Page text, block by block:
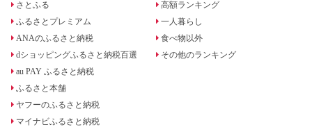
さとふる
ふるさとプレミアム
ANAのふるさと納税
dショッピングふるさと納税百選
au PAY ふるさと納税
ふるさと本舗
ヤフーのふるさと納税
マイナビふるさと納税
高額ランキング
一人暮らし
食べ物以外
その他のランキング